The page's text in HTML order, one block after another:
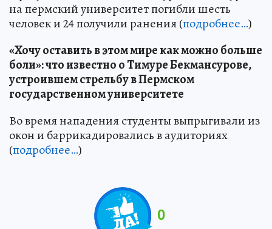
на пермский университет погибли шесть
человек и 24 получили ранения (подробнее…)
«Хочу оставить в этом мире как можно больше
боли»: что известно о Тимуре Бекмансурове,
устроившем стрельбу в Пермском
государственном университете
Во время нападения студенты выпрыгивали из
окон и баррикадировались в аудиториях
(подробнее…)
0